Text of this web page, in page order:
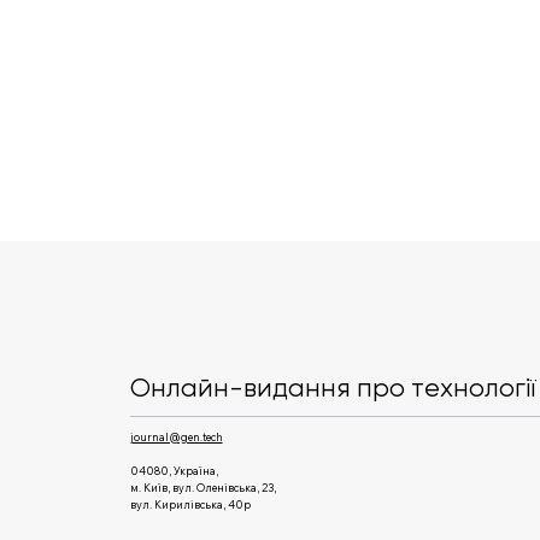
широкі права на їхню
музику
Онлайн-видання про
journal@gen.tech
04080, Україна,
м. Київ, вул. Оленівська, 23,​
вул. Кирилівська, 40р